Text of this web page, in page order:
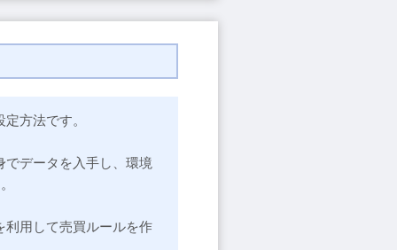
方法です。
データを入手し、環境
利用して売買ルールを作